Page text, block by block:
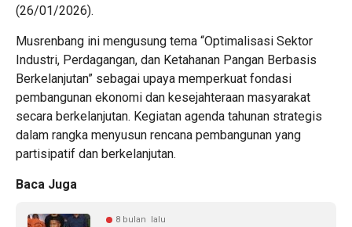
(26/01/2026).
Musrenbang ini mengusung tema “Optimalisasi Sektor
Industri, Perdagangan, dan Ketahanan Pangan Berbasis
Berkelanjutan” sebagai upaya memperkuat fondasi
pembangunan ekonomi dan kesejahteraan masyarakat
secara berkelanjutan. Kegiatan agenda tahunan strategis
dalam rangka menyusun rencana pembangunan yang
partisipatif dan berkelanjutan.
Baca Juga
8 bulan lalu